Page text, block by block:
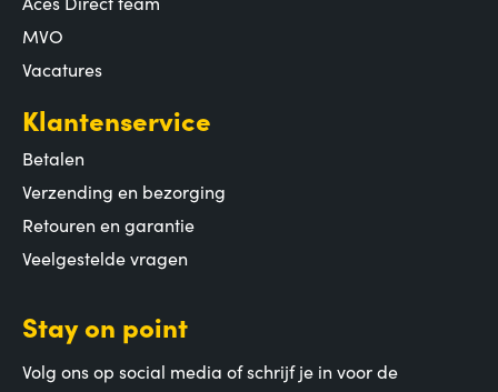
MVO
Vacatures
Klantenservice
Betalen
Verzending en bezorging
Retouren en garantie
Veelgestelde vragen
Stay on point
Volg ons op social media of schrijf je in voor de